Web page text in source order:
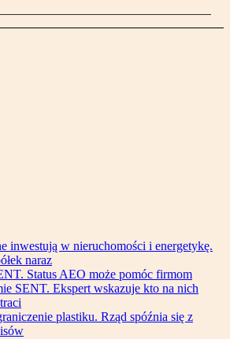
inwestują w nieruchomości i energetykę.
naraz
Status AEO może pomóc firmom
SENT. Ekspert wskazuje kto na nich
plastiku. Rząd spóźnia się z